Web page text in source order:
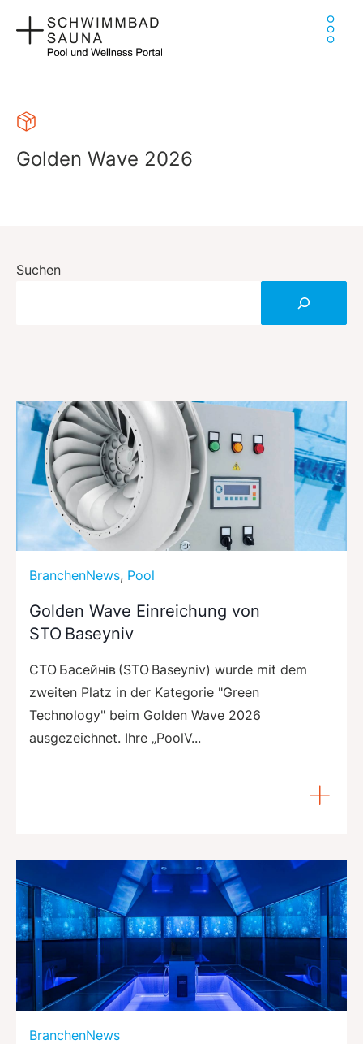
Inhalt
springen
Golden Wave 2026
BranchenNews, Pool
Golden Wave Einreichung von
STO Baseyniv
СТО Басейнів (STO Baseyniv) wurde mit dem
zweiten Platz in der Kategorie "Green
Technology" beim Golden Wave 2026
ausgezeichnet. Ihre „PoolV...
BranchenNews
Suchen